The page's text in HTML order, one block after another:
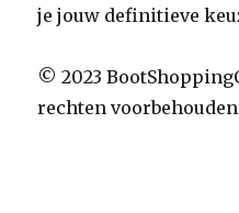
je jouw definitieve
© 2023
rechten